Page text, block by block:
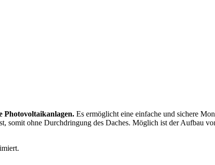
Photovoltaikanlagen. Es ermöglicht eine einfache und sichere
somit ohne Durchdringung des Daches. Möglich ist der Aufbau